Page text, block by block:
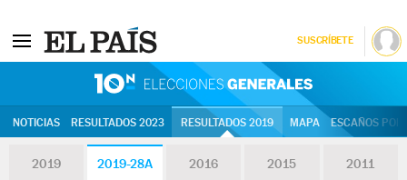
SUSCRÍBETE
NOTICIAS RESULTADOS 2023 RESULTADOS 2019 MAPA ESCAÑOS
2019 2019-28A 2016 2015 2011